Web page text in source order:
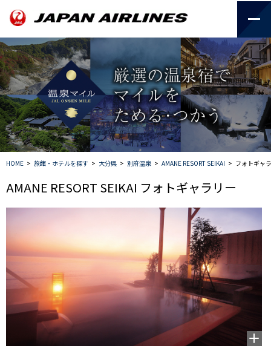
HOME > 旅館・ホテルを探す > 大分県 > 別府温泉 > AMANE RESORT SEIKAI > フォトギャ
AMANE RESORT SEIKAI フォトギャラリー
拡大
して
見る